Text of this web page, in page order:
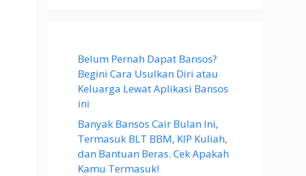
Belum Pernah Dapat Bansos?
Begini Cara Usulkan Diri atau
Keluarga Lewat Aplikasi Bansos
ini
Banyak Bansos Cair Bulan Ini,
Termasuk BLT BBM, KIP Kuliah,
dan Bantuan Beras. Cek Apakah
Kamu Termasuk!